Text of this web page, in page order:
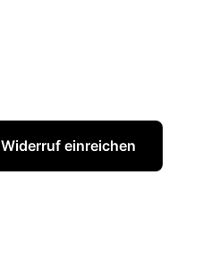
Widerruf einreichen